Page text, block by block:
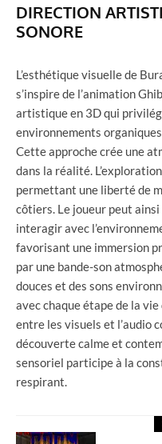
DIRECTION
SONORE
L’esthétique visuelle de
s’inspire de l’animation
artistique en 3D qui
environnements
Cette approche crée une
dans la réalité.
permettant une liberté de
côtiers. Le joueur peut
interagir avec
favorisant une immersion
par une bande-son
douces et des sons
avec chaque étape de la
entre les visuels et l’audio
découverte calme et
sensoriel participe à la
respirant.